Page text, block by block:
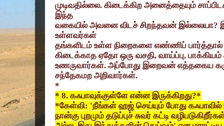
முடிவதில்லை. கிடைக்கிற அனைத்தையும்
இந்த
வகையில் அவனை விடச் சிறந்தவன் இல்லையா?
உள்ளவர்கள்
தங்களிடம் உள்ள நிறைகளை எண்ணிப் பார்த்தால்
கிடைக்காத ஏதோ ஒரு வசதி, வாய்ப்பு,
உணருவார்கள். அப்போது இறைவன் எத்தகைய
சந்தேகமற அறிவார்கள்.
*
* 8. கஃபாவுக்குள்ளே என்ன இருக்கிறது?*
*கேள்வி: 'நீங்கள் ஹஜ் செய்யும் போது கஃபாவில்
நான்கு புறமும் தடுப்புச் சுவர் கட்டி